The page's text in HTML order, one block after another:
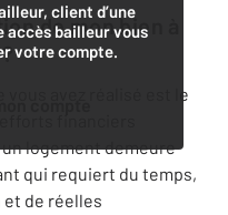
client d’une
accès bailleur vous
votre compte.
compte
de mon bien à
avez réalisé est le
financiers
logement demeure
qui requiert du temps,
de réelles